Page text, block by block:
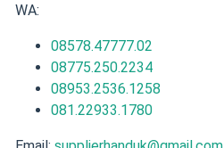
WA:
08578.47777.02
08775.250.2234
08953.2536.1258
081.22933.1780